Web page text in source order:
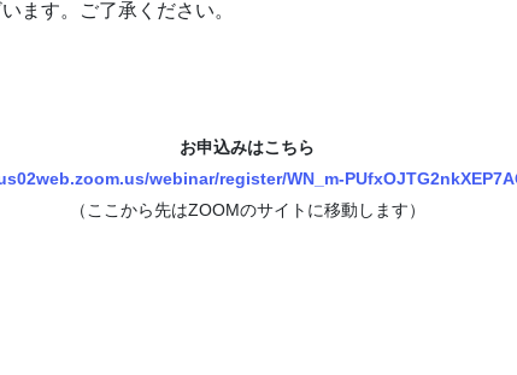
す。ご了承ください。
お申込みはこちら
webinar/register/WN_m-
（ここから先はZOOMのサイトに移動します）